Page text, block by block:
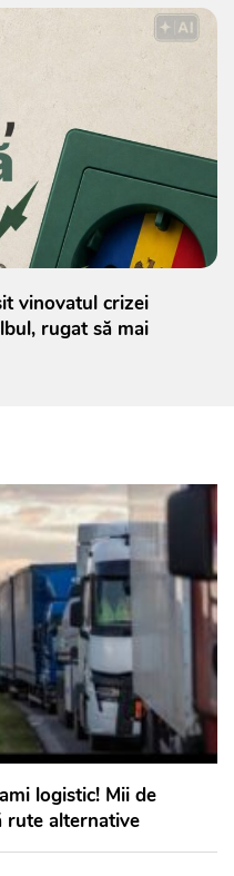
vinovatul crizei
rugat să mai
logistic! Mii de
rute alternative